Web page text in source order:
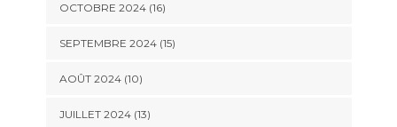
OCTOBRE 2024 (16)
SEPTEMBRE 2024 (15)
AOÛT 2024 (10)
JUILLET 2024 (13)